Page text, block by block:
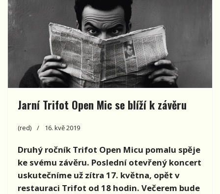
Jarní Trifot Open Mic se blíží k závěru
(red) 16. kvě 2019
Druhý ročník Trifot Open Micu pomalu spěje
ke svému závěru. Poslední otevřený koncert
uskutečníme už zítra 17. května, opět v
restauraci Trifot od 18 hodin. Večerem bude